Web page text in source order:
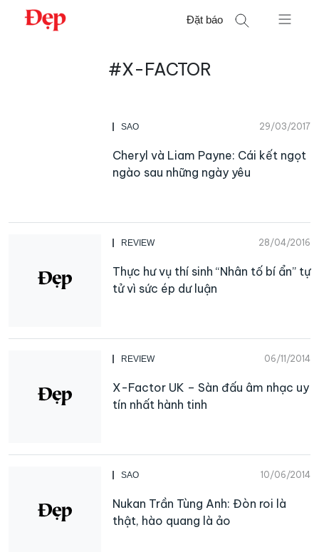
Chuyển
Đặt báo
#X-FACTOR
SAO 29/03/2017
Cheryl và Liam Payne: Cái kết ngọt
ngào sau những ngày yêu
REVIEW 28/04/2016
Thực hư vụ thí sinh “Nhân tố bí ẩn” tự
tử vì sức ép dư luận
REVIEW 06/11/2014
X-Factor UK – Sàn đấu âm nhạc uy
tín nhất hành tinh
SAO 10/06/2014
Nukan Trần Tùng Anh: Đòn roi là
thật, hào quang là ảo